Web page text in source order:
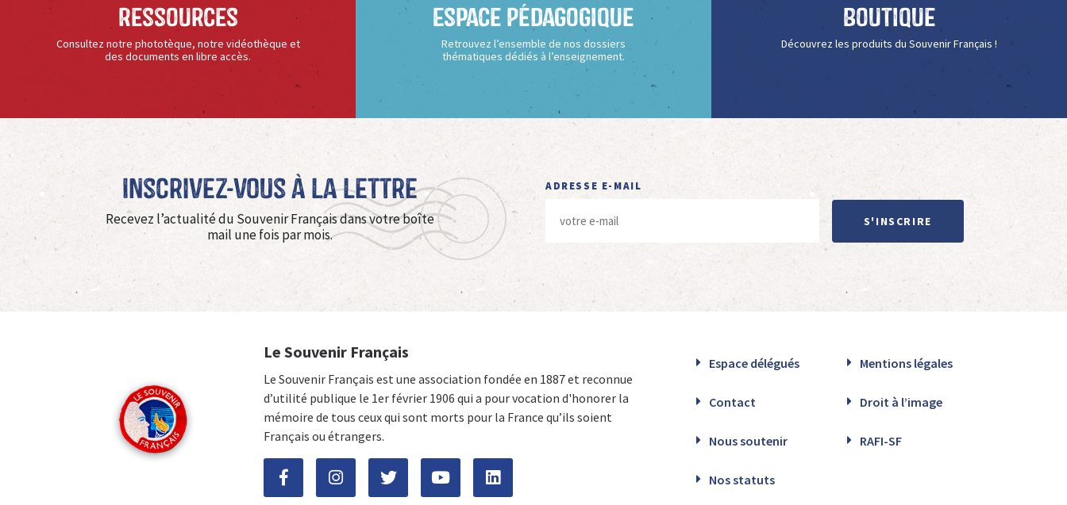
Ressources
Consultez notre phototèque, notre vidéothèque et
des documents en libre accès.
Espace Pédagogique
Retrouvez l’ensemble de nos dossiers
thématiques dédiés à l’enseignement.
Boutique
Découvrez les produits du Souvenir Français !
Inscrivez-vous à La Lettre
Recevez l’actualité du Souvenir Français dans votre boîte
mail une fois par mois.
ADRESSE E-MAIL
S'INSCRIRE
Le Souvenir Français
Le Souvenir Français est une association fondée en 1887 et reconnue
d’utilité publique le 1er février 1906 qui a pour vocation d'honorer la
mémoire de tous ceux qui sont morts pour la France qu’ils soient
Français ou étrangers.
Espace délégués Mentions légales
Contact Droit à l’image
Nous soutenir RAFI-SF
Nos statuts